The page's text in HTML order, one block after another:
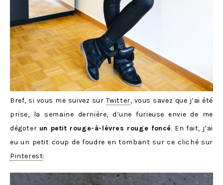
Bref, si vous me suivez sur Twitter, vous savez que j’ai été
prise, la semaine dernière, d’une furieuse envie de me
dégoter un petit rouge-à-lèvres rouge foncé. En fait, j’ai
eu un petit coup de foudre en tombant sur ce cliché sur
Pinterest: